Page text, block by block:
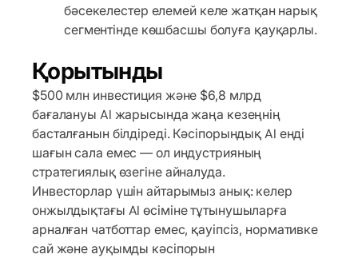
бәсекелестер елемей келе жатқан нарық
сегментінде көшбасшы болуға қауқарлы.
Қорытынды
$500 млн инвестиция және $6,8 млрд
бағалануы AI жарысында жаңа кезеңнің
басталғанын білдіреді. Кәсіпорындық AI енді
шағын сала емес — ол индустрияның
стратегиялық өзегіне айналуда.
Инвесторлар үшін айтарымыз анық: келер
онжылдықтағы AI өсіміне тұтынушыларға
арналған чатботтар емес, қауіпсіз, нормативке
сай және ауқымды кәсіпорын